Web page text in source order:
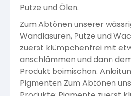
Öle für Außen
Pflege und Reinigung
Versiegelung für Beton
Pflege
Kalkfarben
Anti Schimmelfarbe
Isolierfarben
Silikatfarben
Pflege und Reinigung
Spezialprodukte
Dichtmassen
Farbwalzen
Putze und Ölen.
Zum Abtönen unserer
Wandlasuren, Putze und
zuerst klümpchenfrei mit
anschlämmen und dann
Produkt beimischen.
Pigmenten Zum Abtönen